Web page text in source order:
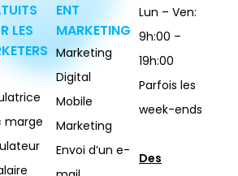
LES
marge
ENT
MARKETING
Marketing
Digital
Mobile
Marketing
Envoi d’un e-
Lun – Ven:
9h:00 –
19h:00
Parfois les
week-ends
Des